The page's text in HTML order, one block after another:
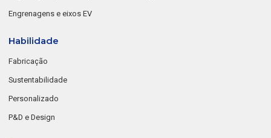
Engrenagens e eixos EV
Habilidade
Fabricação
Sustentabilidade
Personalizado
P&D e Design